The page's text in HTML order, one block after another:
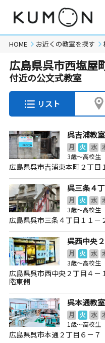
HOME お近くの教室を探す
広島県呉市西塩屋
付近の公文式教室
リスト
呉吉浦教室
月 火 水
3歳～高校生
広島県呉市吉浦東本町２丁目
呉三条４
月 火 水
3歳～高校生
広島県呉市三条４丁目１１－
呉西中央
月 火 水
3歳～高校生
広島県呉市西中央２丁目４－
階東側
呉本通教室
月 火 水
1歳～高校生
広島県呉市本通２丁目６－７